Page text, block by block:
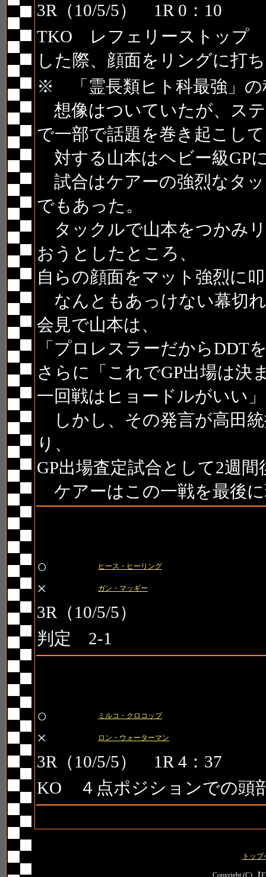
3R（10/5/5） 1R 0：10
TKO レフェリーストップ
した際、顔面をリングに打
※ 「霊長類ヒト科最強」の
想像はついていたが、ス
で一部で話題を巻き起こし
対する山本はヘビー級GP
試合はケアーの強烈なタ
でもあった。
タックルで山本をつかみ
おうとしたところ、
自らの顔面をマット強烈に
なんともあっけない幕切
会見で山本は、
「プロレスラーだからDDT
さらに「これでGP出場は決
一回戦はヒョードルがいい
しかし、その発言が高田
り、
GP出場査定試合として2週
ケアーはこの一戦を最後
○
ヒース・ヒーリング
× ガン・マッギー
3R（10/5/5）
判定 2-1
○
ミルコ・クロコップ
× ロン・ウォーターマン
3R（10/5/5） 1R 4：37
KO ４点ポジションでの頭
トッ
Copyright (C) 【